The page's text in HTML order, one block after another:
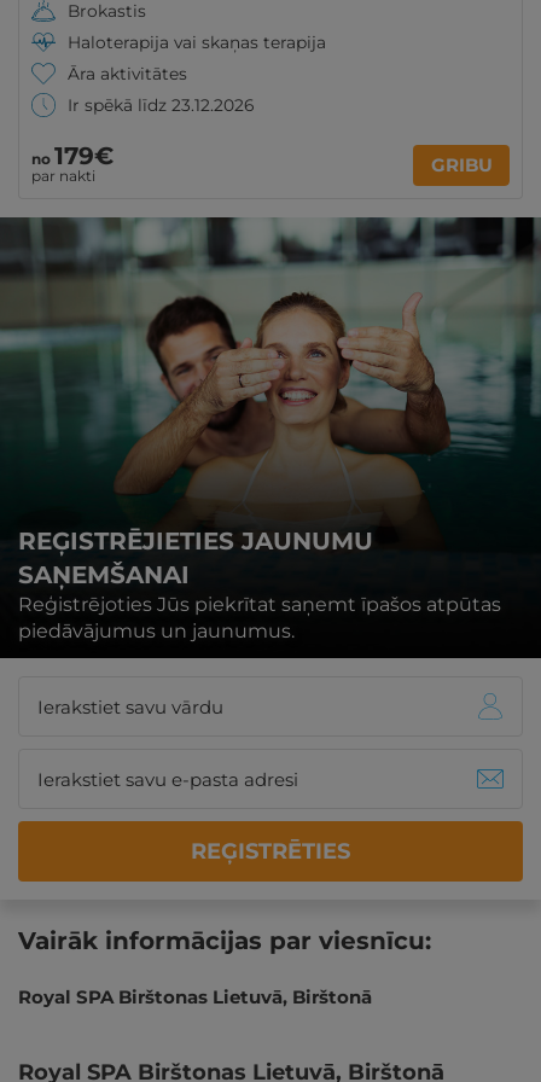
Brokastis
Haloterapija vai skaņas terapija
Āra aktivitātes
Ir spēkā līdz 23.12.2026
no 179€
par nakti GRIBU
REĢISTRĒJIETIES JAUNUMU
SAŅEMŠANAI
Reģistrējoties Jūs piekrītat saņemt īpašos atpūtas
piedāvājumus un jaunumus.
REĢISTRĒTIES
Vairāk informācijas par viesnīcu:
Royal SPA Birštonas Lietuvā, Birštonā
Royal SPA Birštonas Lietuvā, Birštonā